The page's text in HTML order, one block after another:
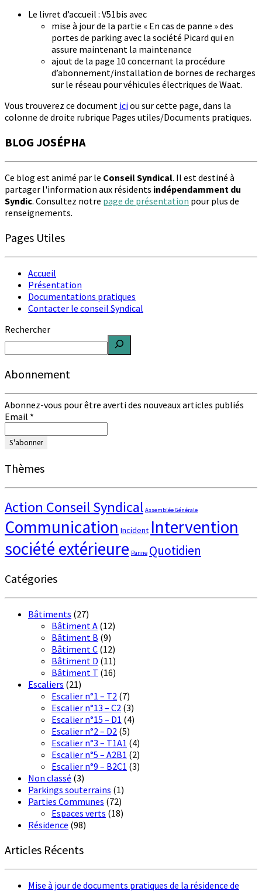
Le livret d’accueil : V51bis avec
mise à jour de la partie « En cas de panne » des
portes de parking avec la société Picard qui en
assure maintenant la maintenance
ajout de la page 10 concernant la procédure
d’abonnement/installation de bornes de recharges
sur le réseau pour véhicules électriques de Waat.
Vous trouverez ce document iciou sur cette page, dans la
colonne de droite rubrique Pages utiles/Documents pratiques.
BLOG JOSÉPHA
Ce blog est animé par le Conseil Syndical. Il est destiné à
partager l'information aux résidents indépendamment du
Syndic. Consultez notre page de présentation pour plus de
renseignements.
Pages Utiles
Accueil
Présentation
Documentations pratiques
Contacter le conseil Syndical
Rechercher
Abonnement
Abonnez-vous pour être averti des nouveaux articles publiés
Email *
Thèmes
Action Conseil Syndical Assemblée Générale
Communication Incident Intervention
société extérieure Panne Quotidien
Catégories
Bâtiments (27)
Bâtiment A (12)
Bâtiment B (9)
Bâtiment C (12)
Bâtiment D (11)
Bâtiment T (16)
Escaliers (21)
Escalier n°1 – T2 (7)
Escalier n°13 – C2 (3)
Escalier n°15 – D1 (4)
Escalier n°2 – D2 (5)
Escalier n°3 – T1A1 (4)
Escalier n°5 – A2B1 (2)
Escalier n°9 – B2C1 (3)
Non classé (3)
Parkings souterrains (1)
Parties Communes (72)
Espaces verts (18)
Résidence (98)
Articles Récents
Mise à jour de documents pratiques de la résidence de